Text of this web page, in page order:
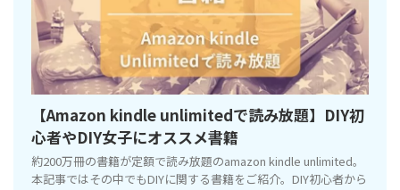
【Amazon kindle unlimitedで読み放題】DIY初
心者やDIY女子にオススメ書籍
約200万冊の書籍が定額で読み放題のamazon kindle unlimited。
本記事ではその中でもDIYに関する書籍をご紹介。DIY初心者から